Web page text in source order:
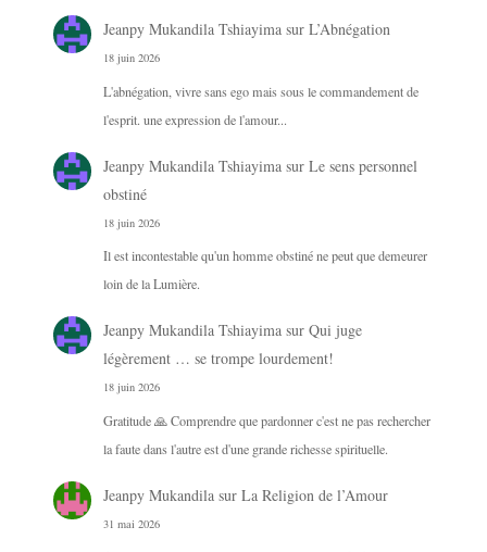
Jeanpy Mukandila Tshiayimasur L’Abnégation
18 juin 2026
L'abnégation, vivre sans ego mais sous le commandement de
l'esprit. une expression de l'amour...
Jeanpy Mukandila Tshiayimasur Le sens personnel
obstiné
18 juin 2026
Il est incontestable qu'un homme obstiné ne peut que demeurer
loin de la Lumière.
Jeanpy Mukandila Tshiayimasur Qui juge
légèrement … se trompe lourdement!
18 juin 2026
Gratitude 🙏 Comprendre que pardonner c'est ne pas rechercher
la faute dans l'autre est d'une grande richesse spirituelle.
Jeanpy Mukandilasur La Religion de l’Amour
31 mai 2026